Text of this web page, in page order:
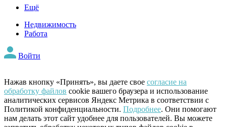
Ещё
Недвижимость
Работа
Войти
Нажав кнопку «Принять», вы даете свое согласие на
обработку файлов cookie вашего браузера и использование
аналитических сервисов Яндекс Метрика в соответствии с
Политикой конфиденциальности. Подробнее. Они помогают
нам делать этот сайт удобнее для пользователей. Вы можете